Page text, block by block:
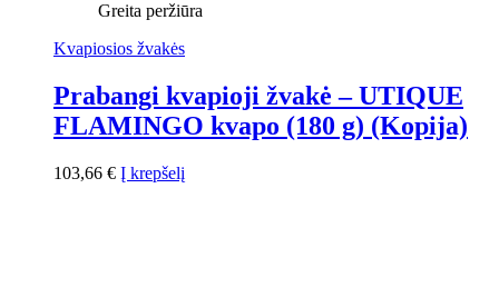
Greita peržiūra
Kvapiosios žvakės
Prabangi kvapioji žvakė – UTIQUE
FLAMINGO kvapo (180 g) (Kopija)
103,66 € Į krepšelį